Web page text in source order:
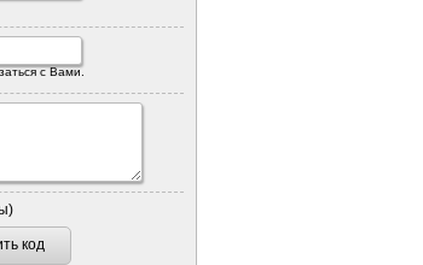
с Вами.
код